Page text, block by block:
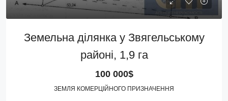
Земельна ділянка у Звягельському
районі, 1,9 га
100 000$
ЗЕМЛЯ КОМЕРЦІЙНОГО ПРИЗНАЧЕННЯ